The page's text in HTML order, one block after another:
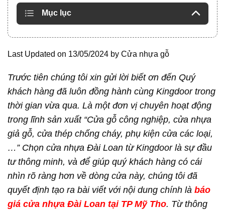
Mục lục
Last Updated on 13/05/2024 by Cửa nhựa gỗ
Trước tiên chúng tôi xin gửi lời biết ơn đến Quý
khách hàng đã luôn đồng hành cùng Kingdoor trong
thời gian vừa qua. Là một đơn vị chuyên hoạt động
trong lĩnh sản xuất “Cửa gỗ công nghiệp, cửa nhựa
giả gỗ, cửa thép chống cháy, phụ kiện cửa các loại,
…” Chọn cửa nhựa Đài Loan từ Kingdoor là sự đầu
tư thông minh, và để giúp quý khách hàng có cái
nhìn rõ ràng hơn về dòng cửa này, chúng tôi đã
quyết định tạo ra bài viết với nội dung chính là báo
giá cửa nhựa Đài Loan tại TP Mỹ Tho. Từ thông